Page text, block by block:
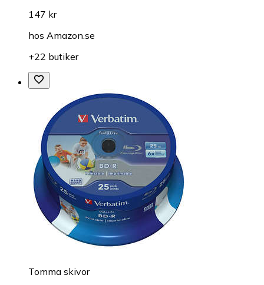
147 kr
hos Amazon.se
+22 butiker
Tomma skivor